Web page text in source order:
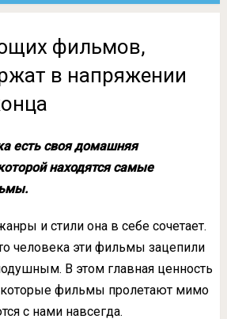
фильмов,
в напряжении
есть своя домашняя
находятся самые
и стили она в себе сочетает.
человека эти фильмы зацепили
В этом главная ценность
фильмы пролетают мимо
с нами навсегда.